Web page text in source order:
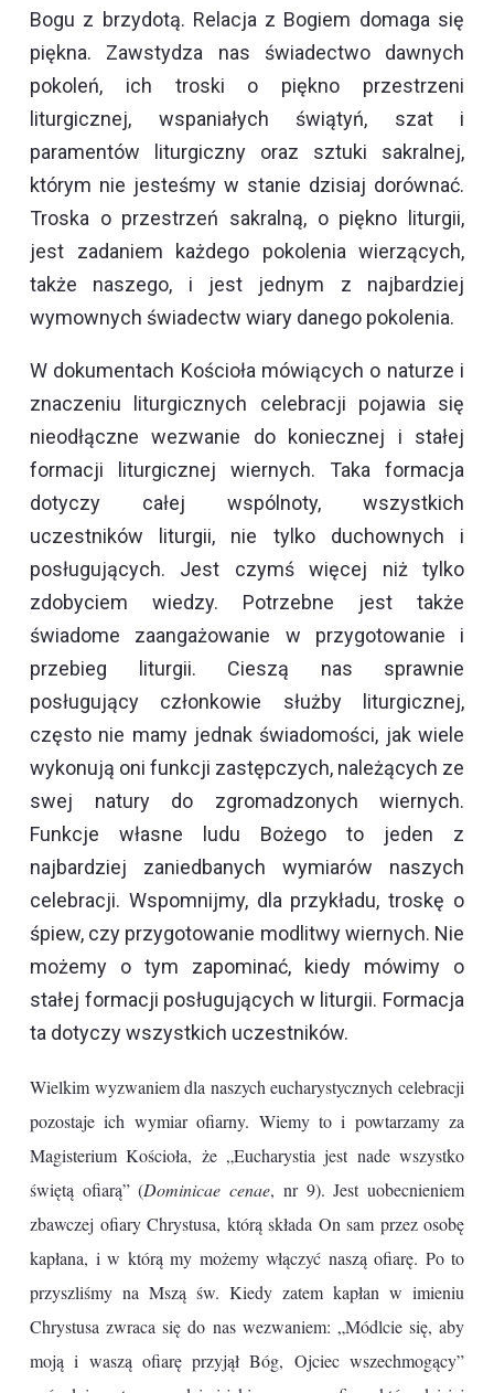
Bogu z brzydotą. Relacja z Bogiem domaga się
piękna. Zawstydza nas świadectwo dawnych
pokoleń, ich troski o piękno przestrzeni
liturgicznej, wspaniałych świątyń, szat i
paramentów liturgiczny oraz sztuki sakralnej,
którym nie jesteśmy w stanie dzisiaj dorównać.
Troska o przestrzeń sakralną, o piękno liturgii,
jest zadaniem każdego pokolenia wierzących,
także naszego, i jest jednym z najbardziej
wymownych świadectw wiary danego pokolenia.
W dokumentach Kościoła mówiących o naturze i
znaczeniu liturgicznych celebracji pojawia się
nieodłączne wezwanie do koniecznej i stałej
formacji liturgicznej wiernych. Taka formacja
dotyczy całej wspólnoty, wszystkich
uczestników liturgii, nie tylko duchownych i
posługujących. Jest czymś więcej niż tylko
zdobyciem wiedzy. Potrzebne jest także
świadome zaangażowanie w przygotowanie i
przebieg liturgii. Cieszą nas sprawnie
posługujący członkowie służby liturgicznej,
często nie mamy jednak świadomości, jak wiele
wykonują oni funkcji zastępczych, należących ze
swej natury do zgromadzonych wiernych.
Funkcje własne ludu Bożego to jeden z
najbardziej zaniedbanych wymiarów naszych
celebracji. Wspomnijmy, dla przykładu, troskę o
śpiew, czy przygotowanie modlitwy wiernych. Nie
możemy o tym zapominać, kiedy mówimy o
stałej formacji posługujących w liturgii. Formacja
ta dotyczy wszystkich uczestników.
Wielkim wyzwaniem dla naszych eucharystycznych celebracji
pozostaje ich wymiar ofiarny. Wiemy to i powtarzamy za
Magisterium Kościoła, że „Eucharystia jest nade wszystko
świętą ofiarą” (Dominicae cenae, nr 9). Jest uobecnieniem
zbawczej ofiary Chrystusa, którą składa On sam przez osobę
kapłana, i w którą my możemy włączyć naszą ofiarę. Po to
przyszliśmy na Mszą św. Kiedy zatem kapłan w imieniu
Chrystusa zwraca się do nas wezwaniem: „Módlcie się, aby
moją i waszą ofiarę przyjął Bóg, Ojciec wszechmogący”